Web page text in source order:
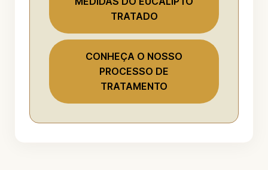
TRATADO
CONHEÇA O NOSSO
PROCESSO DE
TRATAMENTO